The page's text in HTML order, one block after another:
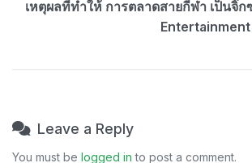
เหตุผลที่ทำให้ การตลาดสายกีฬา เป็นจิ๊
Leave a Reply
You must be logged in to post a comment.